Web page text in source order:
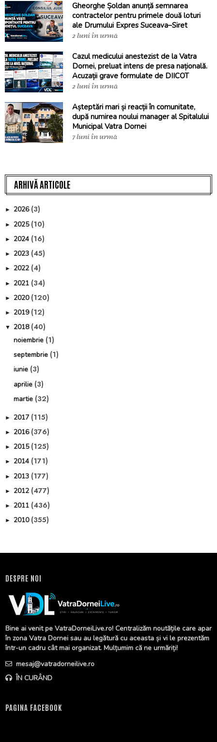
Gheorghe Șoldan anunță semnarea
contractelor pentru primele două loturi
ale Drumului Expres Suceava–Siret
2 luni în urmă
Cazul medicului anestezist de la Vatra
Dornei, preluat intens de presa națională.
Acuzații grave formulate de DIICOT
2 luni în urmă
Așteptări mari și reacții în comunitate,
după numirea noului manager al Spitalului
Municipal Vatra Dornei
7 luni în urmă
ARHIVĂ ARTICOLE
► 2026 (3)
► 2025 (10)
► 2024 (16)
► 2023 (45)
► 2022 (4)
► 2021 (34)
► 2020 (120)
► 2019 (12)
▼ 2018 (40)
noiembrie (1)
septembrie (1)
iunie (3)
aprilie (3)
martie (32)
► 2017 (115)
► 2016 (376)
► 2015 (125)
► 2014 (171)
► 2013 (177)
► 2012 (477)
► 2011 (436)
► 2010 (355)
DESPRE NOI
Bine ai venit pe VatraDorneiLive.ro! Centralizăm noutățile care apar
în zona Vatra Dornei sau au legătură cu aceasta și vi le prezentăm
într-un cadru cât mai organizat. Mulțumim că ne urmăriți!
mesaj@vatradorneilive.ro
ÎN CURÂND
PAGINA FACEBOOK